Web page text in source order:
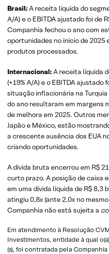
Brasil:A receita líquida do
A/A) e o EBITDA ajustado foi de
Companhia fechou o ano com
oportunidades no início de
produtos processados.
Internacional:A receita líquida
(+19% A/A) e o EBITDA ajustado
situação inflacionária na
do ano resultaram em margens
de melhora em 2025. Outros
Japão e México, estão
a crescente ausência dos EUA
criando oportunidades.
A dívida bruta encerrou em R$
curto prazo. A posição de caixa
em uma dívida líquida de R$ 8,3
atingiu 0,8x (ante 2,0x no
Companhia não está sujeita a
Em atendimento à Resolução
Investimentos, entidade à qual
(s), foi contratada pela